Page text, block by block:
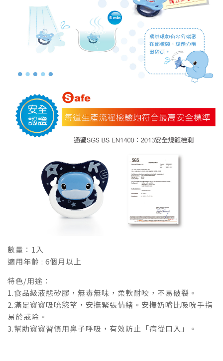
數量：1入
適用年齡 : 6個月以上
特色/用途：
1.食品級液態矽膠，無毒無味，柔軟耐咬，不易破裂。
2.滿足寶寶吸吮慾望，安撫緊張情緒。安撫奶嘴比吸吮手指
易於戒除。
3.幫助寶寶習慣用鼻子呼吸，有效防止「病從口入」。